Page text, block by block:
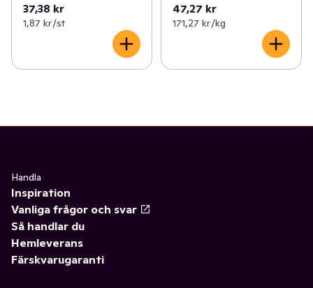
37,38 kr
1,87 kr /st
47,27 kr
171,27 kr /kg
Handla
Inspiration
Vanliga frågor och svar
Så handlar du
Hemleverans
Färskvarugaranti